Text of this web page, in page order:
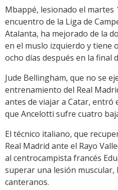
Mbappé, lesionado el martes
encuentro de la Liga de
Atalanta, ha mejorado de la
en el muslo izquierdo y tiene
ocho días después en la final
Jude Bellingham, que no se
entrenamiento del Real
antes de viajar a Catar, entró
que Ancelotti sufre cuatro
El técnico italiano, que
Real Madrid ante el Rayo
al centrocampista francés
superar una lesión muscular,
canteranos.